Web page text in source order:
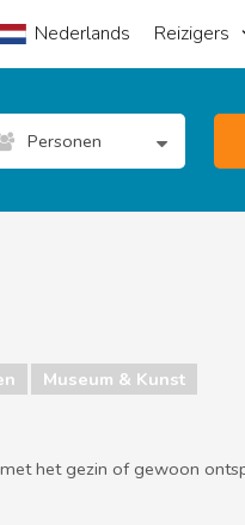
Nederlands Reizigers
Personen
Museum & Kunst
het gezin of gewoon